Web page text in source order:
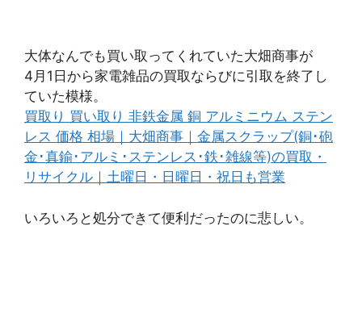
大体なんでも買い取ってくれていた大畑商事が
4月1日から家電雑品の買取ならびに引取を終了し
ていた模様。
買取り 買い取り 非鉄金属 銅 アルミニウム ステン
レス 価格 相場｜大畑商事｜金属スクラップ(銅･砲
金･真鍮･アルミ･ステンレス･鉄･雑線等)の買取・
リサイクル｜土曜日・日曜日・祝日も営業
いろいろと処分できて便利だったのに悲しい。